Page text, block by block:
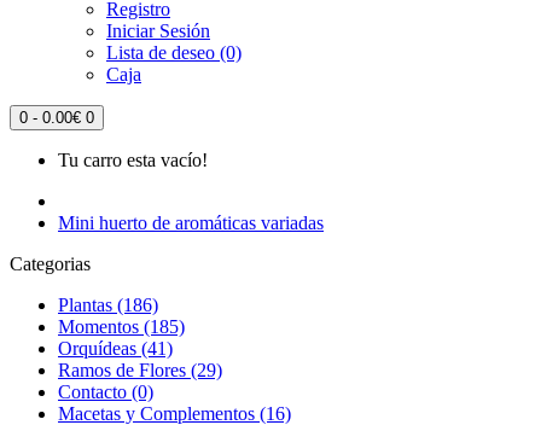
Registro
Iniciar Sesión
Lista de deseo (0)
Caja
0 - 0.00€ 0
Tu carro esta vacío!
Mini huerto de aromáticas variadas
Categorias
Plantas (186)
Momentos (185)
Orquídeas (41)
Ramos de Flores (29)
Contacto (0)
Macetas y Complementos (16)